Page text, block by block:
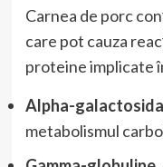
Carnea de porc
care pot cauza
proteine implicate
Alpha-
metabolismul